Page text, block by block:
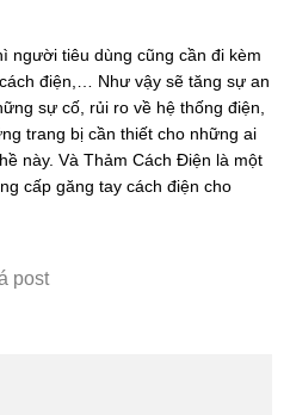
người tiêu dùng cũng cần đi kèm
điện,… Như vậy sẽ tăng sự an
sự cố, rủi ro về hệ thống điện,
trang bị cần thiết cho những ai
này. Và Thảm Cách Điện là một
cấp găng tay cách điện cho
post